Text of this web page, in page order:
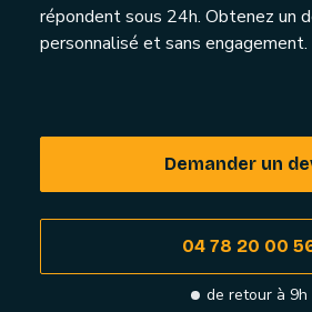
répondent sous 24h. Obtenez un
personnalisé et sans engagement.
Demander un
04 78 20 00
de retour à 9h